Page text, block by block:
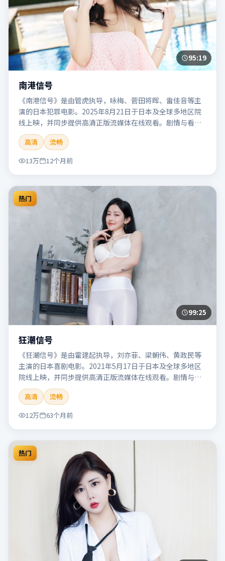
95:19
南港信号
《南港信号》是由管虎执导，咏梅、菅田将晖、雷佳音等主
演的日本犯罪电影。2025年8月21日于日本及全球多地区院
线上映，并同步提供高清正版流媒体在线观看。剧情与看
点：聚焦案件与人性灰色地带，张力十足，兼具社会观察与
戏剧冲突。本片适合检索「南港信号」「管虎」「犯罪」
「日本」「2025」「2025-08-21上映」等关键词的影迷阅读
简介与主创信息。
高清
流畅
13万
12个月前
热门
99:25
狂潮信号
《狂潮信号》是由霍建起执导，刘亦菲、梁朝伟、黄政民等
主演的日本喜剧电影。2021年5月17日于日本及全球多地区
院线上映，并同步提供高清正版流媒体在线观看。剧情与看
点：笑点自然生活化，轻松解压，适合全家或朋友一起观
看。本片适合检索「狂潮信号」「霍建起」「喜剧」「日
本」「2021」「2021-05-17上映」等关键词的影迷阅读简介
与主创信息。
高清
流畅
12万
63个月前
热门